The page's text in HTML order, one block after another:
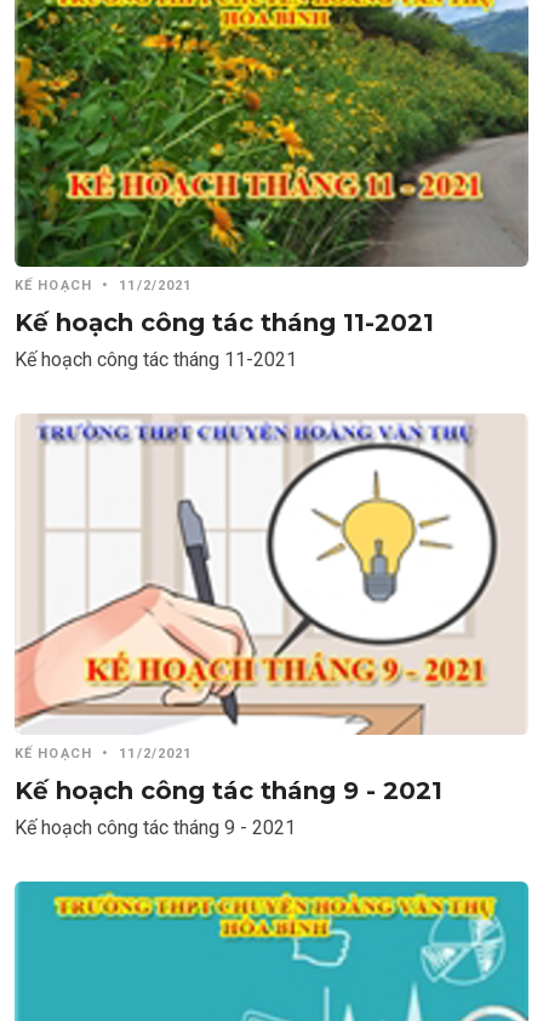
KẾ HOẠCH • 11/2/2021
Kế hoạch công tác tháng 11-2021
Kế hoạch công tác tháng 11-2021
KẾ HOẠCH • 11/2/2021
Kế hoạch công tác tháng 9 - 2021
Kế hoạch công tác tháng 9 - 2021